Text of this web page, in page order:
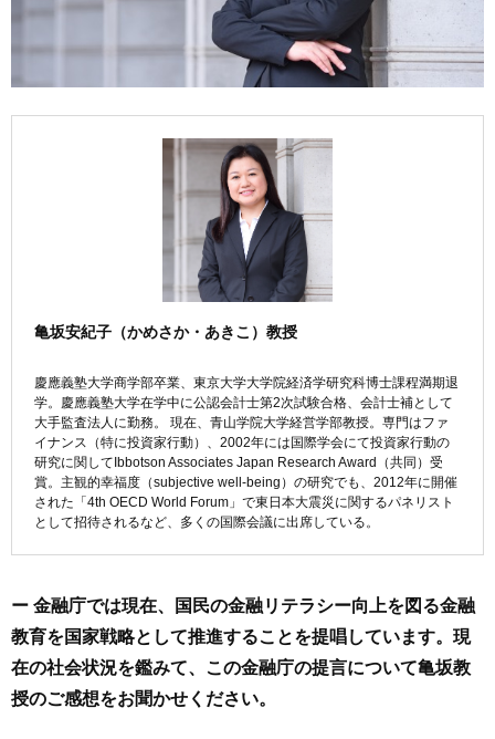
亀坂安紀子（かめさか・あきこ）教授
慶應義塾大学商学部卒業、東京大学大学院経済学研究科博士課程満期退
学。慶應義塾大学在学中に公認会計士第2次試験合格、会計士補として
大手監査法人に勤務。 現在、青山学院大学経営学部教授。専門はファ
イナンス（特に投資家行動）、2002年には国際学会にて投資家行動の
研究に関してIbbotson Associates Japan Research Award（共同）受
賞。主観的幸福度（subjective well-being）の研究でも、2012年に開催
された「4th OECD World Forum」で東日本大震災に関するパネリスト
として招待されるなど、多くの国際会議に出席している。
ー 金融庁では現在、国民の金融リテラシー向上を図る金融
教育を国家戦略として推進することを提唱しています。現
在の社会状況を鑑みて、この金融庁の提言について亀坂教
授のご感想をお聞かせください。